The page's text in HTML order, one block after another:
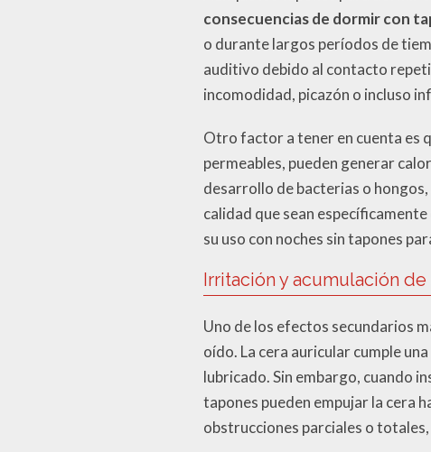
consecuencias de dormir con
o durante largos períodos de
auditivo debido al contacto
incomodidad, picazón o incluso
Otro factor a tener en cuenta es
permeables, pueden generar
desarrollo de bacterias o
calidad que sean
su uso con noches sin tapones
Irritación y acumulación
Uno de los efectos secundarios
oído. La cera auricular cumple
lubricado. Sin embargo, cuando
tapones pueden empujar la cera
obstrucciones parciales o